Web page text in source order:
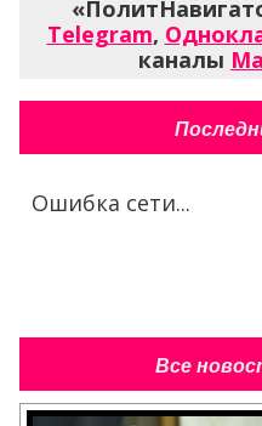
Telegram,
каналы
Ошибка сети...
Все